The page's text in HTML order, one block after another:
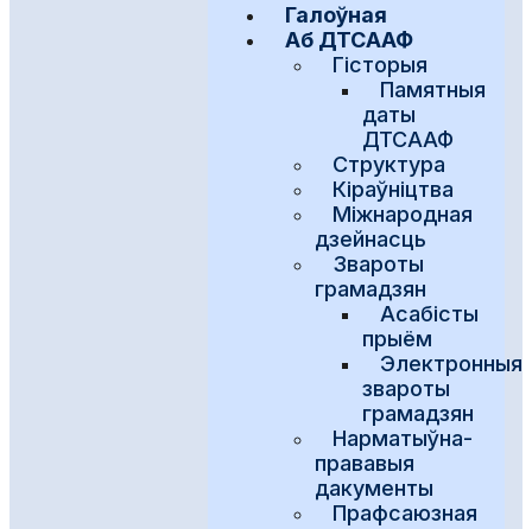
Галоўная
Аб ДТСААФ
Гісторыя
Памятныя
даты
ДТСААФ
Структура
Кіраўніцтва
Міжнародная
дзейнасць
Звароты
грамадзян
Асабісты
прыём
Электронныя
звароты
грамадзян
Нарматыўна-
прававыя
дакументы
Прафсаюзная